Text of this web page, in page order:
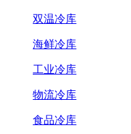
双温冷库
海鲜冷库
工业冷库
物流冷库
食品冷库